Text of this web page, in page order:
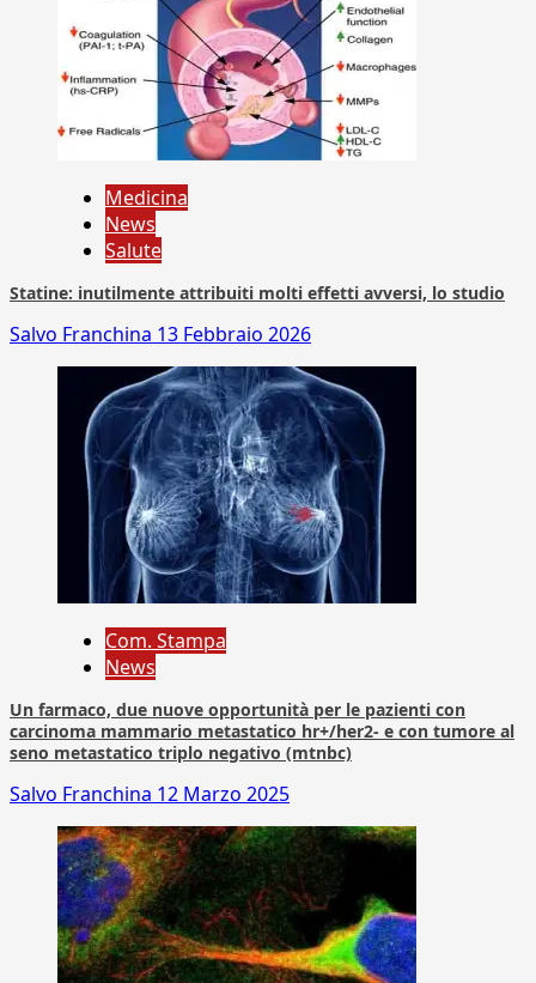
Medicina
News
Salute
Statine: inutilmente attribuiti molti effetti avversi, lo studio
Salvo Franchina 13 Febbraio 2026
Com. Stampa
News
Un farmaco, due nuove opportunità per le pazienti con
carcinoma mammario metastatico hr+/her2- e con tumore al
seno metastatico triplo negativo (mtnbc)
Salvo Franchina 12 Marzo 2025